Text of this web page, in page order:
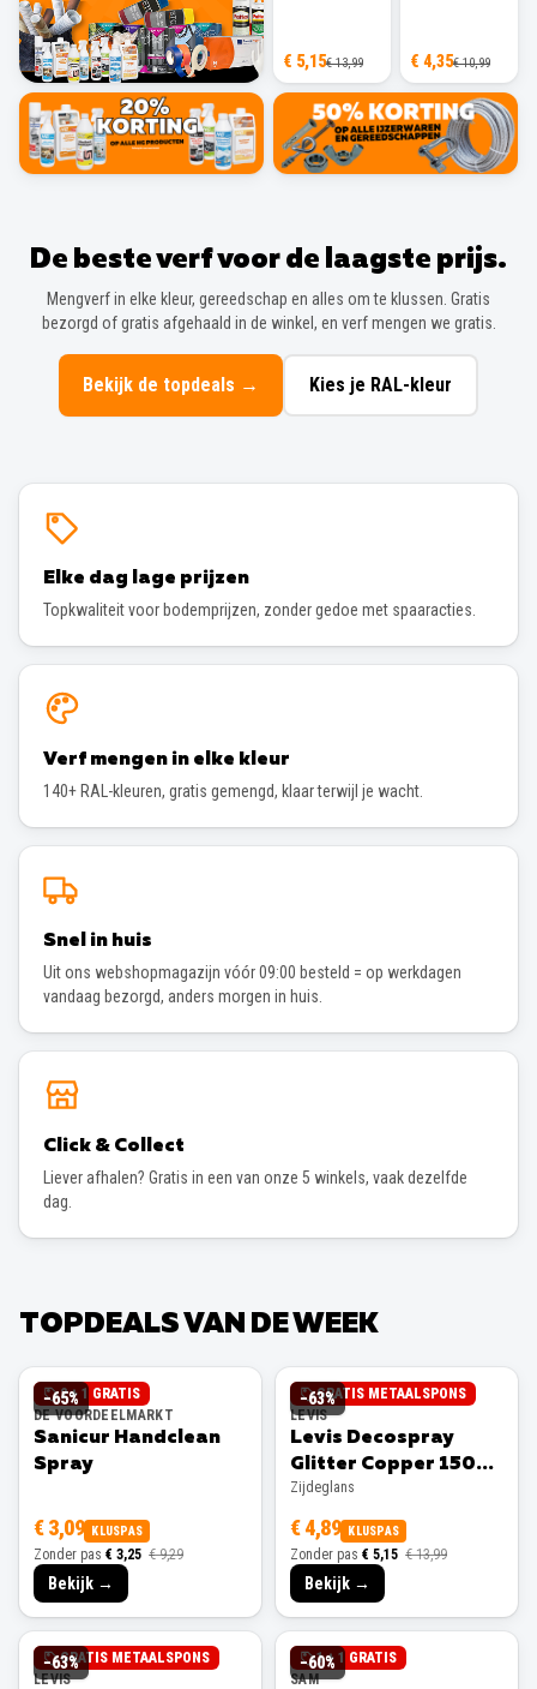
€ 5,15€ 13,99 € 4,35€ 10,99
De beste verf voor de laagste prijs.
Mengverf in elke kleur, gereedschap en alles om te klussen. Gratis
bezorgd of gratis afgehaald in de winkel, en verf mengen we gratis.
Bekijk de topdeals → Kies je RAL-kleur
Elke dag lage prijzen
Topkwaliteit voor bodemprijzen, zonder gedoe met spaaracties.
Verf mengen in elke kleur
140+ RAL-kleuren, gratis gemengd, klaar terwijl je wacht.
Snel in huis
Uit ons webshopmagazijn vóór 09:00 besteld = op werkdagen
vandaag bezorgd, anders morgen in huis.
Click & Collect
Liever afhalen? Gratis in een van onze 5 winkels, vaak dezelfde
dag.
TOPDEALS VAN DE WEEK
−65%
2 + 1 GRATIS
DE VOORDEELMARKT
Sanicur Handclean
Spray
€ 3,09 KLUSPAS
Zonder pas € 3,25 € 9,29
Bekijk →
−63%
GRATIS METAALSPONS
LEVIS
Levis Decospray
Glitter Copper 150ml
Zijdeglans
Zijdeglans
€ 4,89 KLUSPAS
Zonder pas € 5,15 € 13,99
Bekijk →
−63%
GRATIS METAALSPONS
LEVIS
−60%
1 + 1 GRATIS
SAM